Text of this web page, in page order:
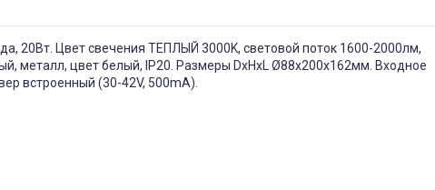
20Вт. Цвет свечения ТЕПЛЫЙ 3000K, световой поток 1600-2000лм,
металл, цвет белый, IP20. Размеры DxHxL Ø88x200x162мм. Входное
встроенный (30-42V, 500mA).